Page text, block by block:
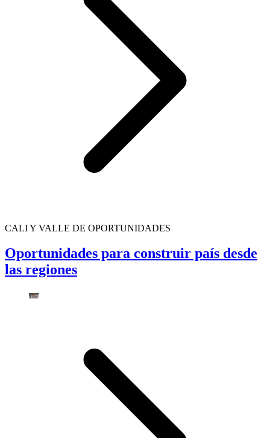
CALI Y VALLE DE OPORTUNIDADES
Oportunidades para construir país desde
las regiones